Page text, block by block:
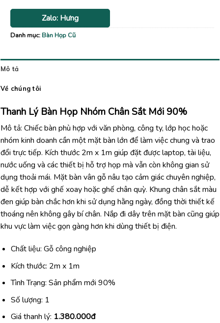
Zalo: Hưng
Danh mục:Bàn Họp Cũ
Mô tả
Về chúng tôi
Thanh Lý Bàn Họp Nhóm Chân Sắt Mới 90%
Mô tả: Chiếc bàn phù hợp với văn phòng, công ty, lớp học hoặc
nhóm kinh doanh cần một mặt bàn lớn để làm việc chung và trao
đổi trực tiếp. Kích thước 2m x 1m giúp đặt được laptop, tài liệu,
nước uống và các thiết bị hỗ trợ họp mà vẫn còn không gian sử
dụng thoải mái. Mặt bàn vân gỗ nâu tạo cảm giác chuyên nghiệp,
dễ kết hợp với ghế xoay hoặc ghế chân quỳ. Khung chân sắt màu
đen giúp bàn chắc hơn khi sử dụng hằng ngày, đồng thời thiết kế
thoáng nên không gây bí chân. Nắp đi dây trên mặt bàn cũng giúp
khu vực làm việc gọn gàng hơn khi dùng thiết bị điện.
Chất liệu: Gỗ công nghiệp
Kích thước: 2m x 1m
Tình Trạng: Sản phẩm mới 90%
Số lượng: 1
Giá thanh lý: 1.380.000đ